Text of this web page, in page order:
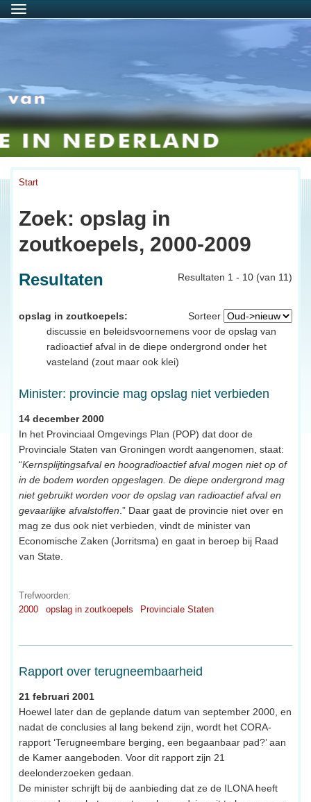
Menu
Start
Zoek: opslag in
zoutkoepels, 2000-2009
Resultaten 1 - 10 (van 11)
Resultaten
Sorteer
opslag in zoutkoepels:
discussie en beleidsvoornemens voor de opslag van
radioactief afval in de diepe ondergrond onder het
vasteland (zout maar ook klei)
Minister: provincie mag opslag niet verbieden
14 december 2000
In het Provinciaal Omgevings Plan (POP) dat door de
Provinciale Staten van Groningen wordt aangenomen, staat:
“Kernsplijtingsafval en hoogradioactief afval mogen niet op of
in de bodem worden opgeslagen. De diepe ondergrond mag
niet gebruikt worden voor de opslag van radioactief afval en
gevaarlijke afvalstoffen .” Daar gaat de provincie niet over en
mag ze dus ook niet verbieden, vindt de minister van
Economische Zaken (Jorritsma) en gaat in beroep bij Raad
van State.
Trefwoorden:
2000
opslag in zoutkoepels Provinciale Staten
Rapport over terugneembaarheid
21 februari 2001
Hoewel later dan de geplande datum van september 2000, en
nadat de conclusies al lang bekend zijn, wordt het CORA-
rapport ‘Terugneembare berging, een begaanbaar pad?’ aan
de Kamer aangeboden. Voor dit rapport zijn 21
deelonderzoeken gedaan.
De minister schrijft bij de aanbieding dat ze de ILONA heeft